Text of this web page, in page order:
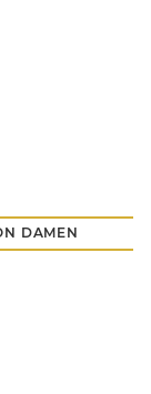
DAMEN